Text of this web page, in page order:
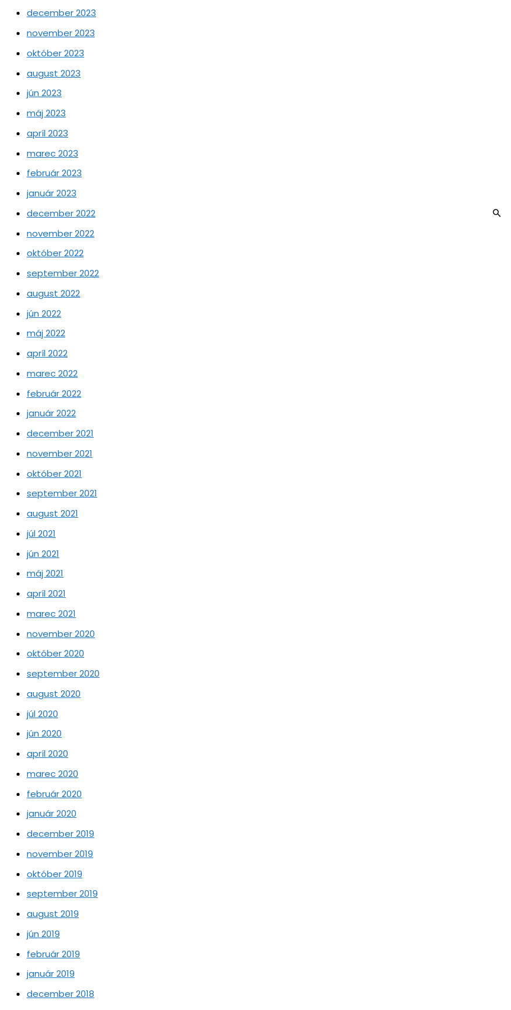
december 2023
november 2023
október 2023
august 2023
jún 2023
máj 2023
apríl 2023
marec 2023
február 2023
január 2023
december 2022
november 2022
október 2022
september 2022
august 2022
jún 2022
máj 2022
apríl 2022
marec 2022
február 2022
január 2022
december 2021
november 2021
október 2021
september 2021
august 2021
júl 2021
jún 2021
máj 2021
apríl 2021
marec 2021
november 2020
október 2020
september 2020
august 2020
júl 2020
jún 2020
apríl 2020
marec 2020
február 2020
január 2020
december 2019
november 2019
október 2019
september 2019
august 2019
jún 2019
február 2019
január 2019
december 2018